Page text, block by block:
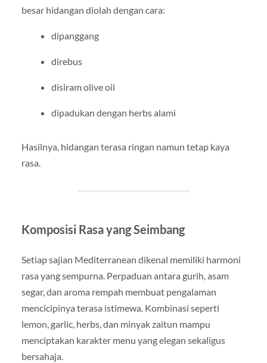
besar hidangan diolah dengan cara:
dipanggang
direbus
disiram olive oil
dipadukan dengan herbs alami
Hasilnya, hidangan terasa ringan namun tetap kaya
rasa.
Komposisi Rasa yang Seimbang
Setiap sajian Mediterranean dikenal memiliki harmoni
rasa yang sempurna. Perpaduan antara gurih, asam
segar, dan aroma rempah membuat pengalaman
mencicipinya terasa istimewa. Kombinasi seperti
lemon, garlic, herbs, dan minyak zaitun mampu
menciptakan karakter menu yang elegan sekaligus
bersahaja.